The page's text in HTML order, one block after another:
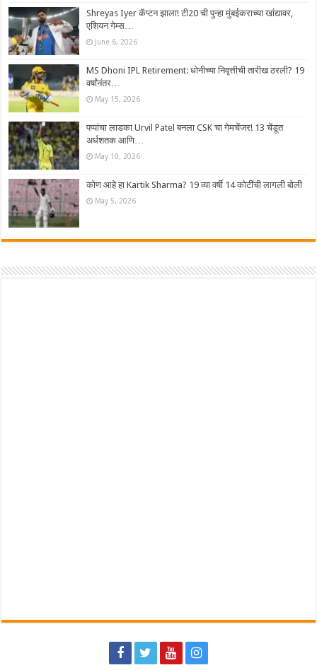
Shreyas Iyer कॅप्टन झाला! टी20 ची पुन्हा मुंबईकराच्या खांद्यावर,
एशियन गेम्स…
June 6, 2026
MS Dhoni IPL Retirement: धोनीच्या निवृत्तीची तारीख ठरली? 19
वर्षांनंतर…
May 15, 2026
पप्पांचा लाडका Urvil Patel बनला CSK चा गेमचेंजर! 13 चेंडूत
अर्धशतक आणि…
May 10, 2026
कोण आहे हा Kartik Sharma? 19 व्या वर्षी 14 कोटींची लागली बोली
May 5, 2026